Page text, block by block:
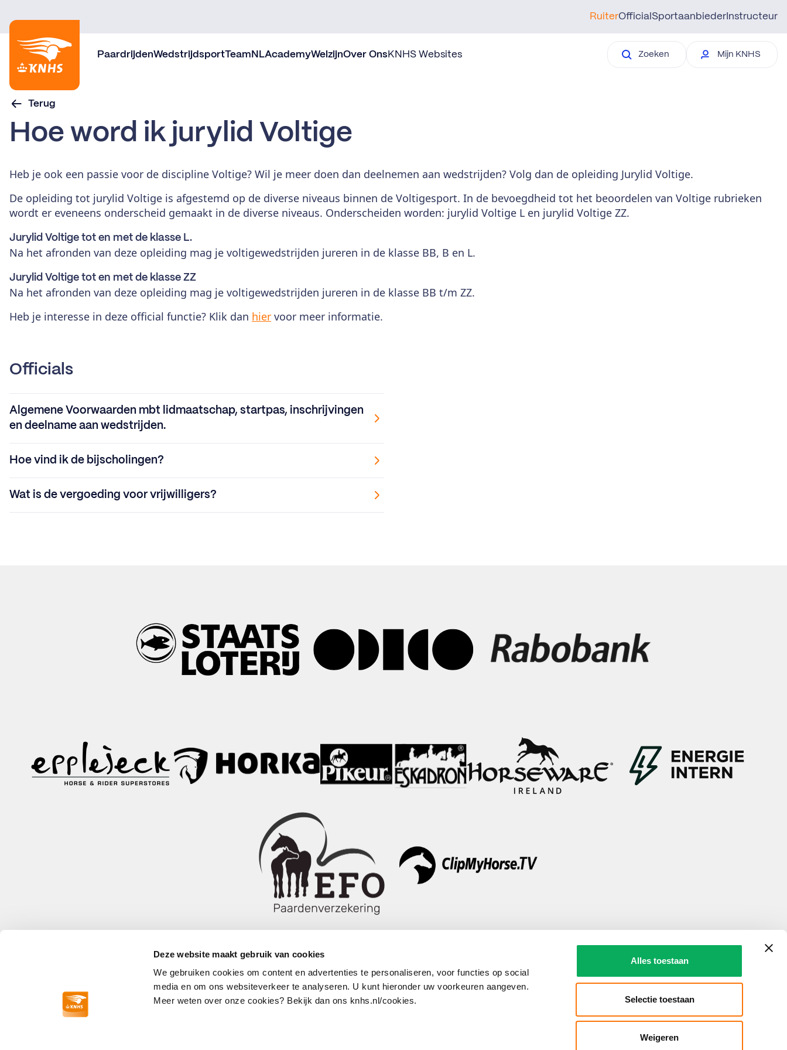
Deze website maakt gebruik van cookies
We gebruiken cookies om content en advertenties te personaliseren, voor functies op social
media en om ons websiteverkeer te analyseren. U kunt hieronder uw voorkeuren aangeven.
Meer weten over onze cookies? Bekijk dan ons knhs.nl/cookies.
Alles toestaan
Selectie toestaan
Weigeren
RuiterOfficial Sportaanbieder Instructeur
PaardrijdenWedstrijdsportTeamNLAcademyWelzijnOver OnsKNHS Websites Zoeken Mijn KNHS
Terug
Hoe word ik jurylid Voltige
Heb je ook een passie voor de discipline Voltige? Wil je meer doen dan deelnemen aan wedstrijden? Volg dan de opleiding Jurylid Voltige.
De opleiding tot jurylid Voltige is afgestemd op de diverse niveaus binnen de Voltigesport. In de bevoegdheid tot het beoordelen van Voltige rubrieken
wordt er eveneens onderscheid gemaakt in de diverse niveaus. Onderscheiden worden: jurylid Voltige L en jurylid Voltige ZZ.
Jurylid Voltige tot en met de klasse L.
Na het afronden van deze opleiding mag je voltigewedstrijden jureren in de klasse BB, B en L.
Jurylid Voltige tot en met de klasse ZZ
Na het afronden van deze opleiding mag je voltigewedstrijden jureren in de klasse BB t/m ZZ.
Heb je interesse in deze official functie? Klik dan hier voor meer informatie.
Officials
Algemene Voorwaarden mbt lidmaatschap, startpas, inschrijvingen
en deelname aan wedstrijden.
Hoe vind ik de bijscholingen?
Wat is de vergoeding voor vrijwilligers?
Paardensport
Reglementen
Volg ons